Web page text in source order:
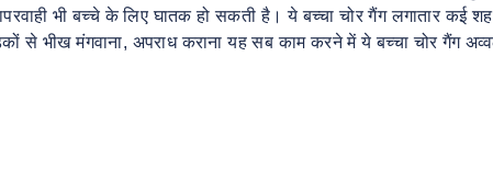
भी बच्चे के लिए घातक हो सकती है। ये बच्चा चोर गैंग लगातार कई
से भीख मंगवाना, अपराध कराना यह सब काम करने में ये बच्चा चोर गैंग